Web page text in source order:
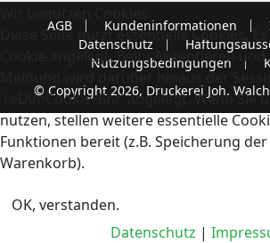
AGB Kundeninformationen
Datenschutz
Nutzungsbedingungen
© Copyright 2026, Druckerei Joh.
Diese Seite nutzt essentielle Cookies.
Cookie angelegt. Beim Akzeptieren und
Meldung wird darüber hinaus der
'reDimCookieHint' angelegt. Wenn Sie
nutzen, stellen weitere essentielle
Funktionen bereit (z.B. Speicherung
Warenkorb).
OK, verstanden.
Datenschutz |